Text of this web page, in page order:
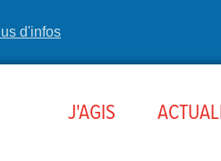
d'infos
J'AGIS